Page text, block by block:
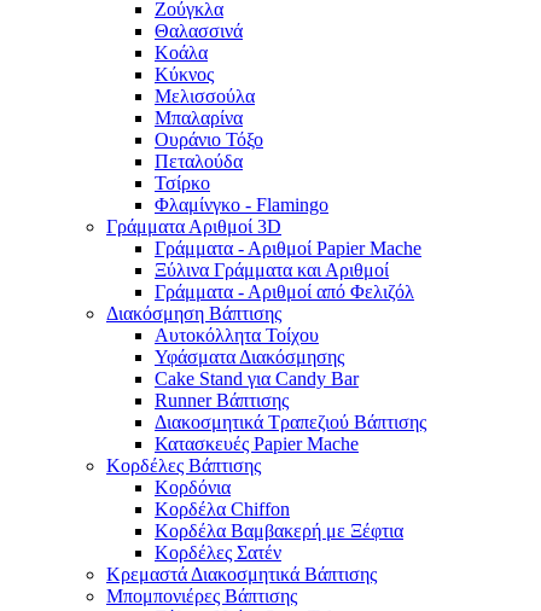
Ζούγκλα
Θαλασσινά
Κοάλα
Κύκνος
Μελισσούλα
Μπαλαρίνα
Ουράνιο Τόξο
Πεταλούδα
Τσίρκο
Φλαμίνγκο - Flamingo
Γράμματα Αριθμοί 3D
Γράμματα - Αριθμοί Papier Mache
Ξύλινα Γράμματα και Αριθμοί
Γράμματα - Αριθμοί από Φελιζόλ
Διακόσμηση Βάπτισης
Αυτοκόλλητα Τοίχου
Υφάσματα Διακόσμησης
Cake Stand για Candy Bar
Runner Βάπτισης
Διακοσμητικά Τραπεζιού Βάπτισης
Κατασκευές Papier Mache
Κορδέλες Βάπτισης
Κορδόνια
Κορδέλα Chiffon
Κορδέλα Βαμβακερή με Ξέφτια
Κορδέλες Σατέν
Κρεμαστά Διακοσμητικά Βάπτισης
Μπομπονιέρες Βάπτισης